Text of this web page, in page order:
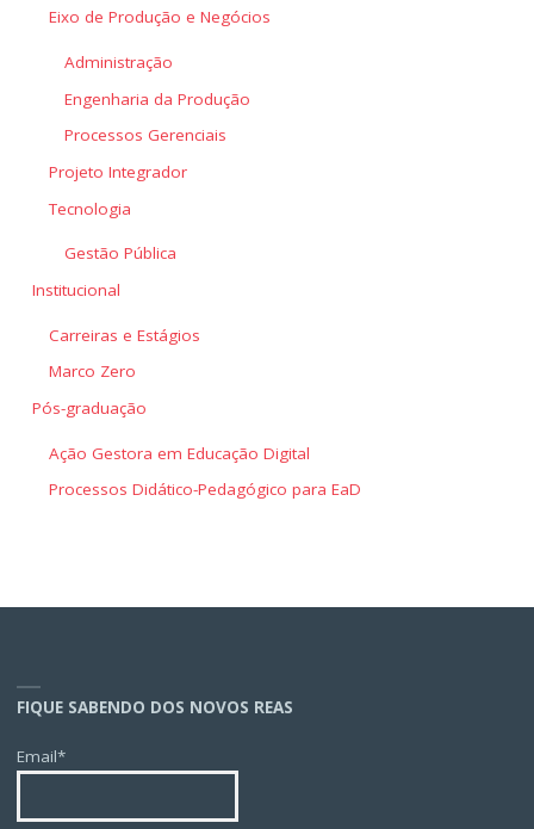
Eixo de Produção e Negócios
Administração
Engenharia da Produção
Processos Gerenciais
Projeto Integrador
Tecnologia
Gestão Pública
Institucional
Carreiras e Estágios
Marco Zero
Pós-graduação
Ação Gestora em Educação Digital
Processos Didático-Pedagógico para EaD
FIQUE SABENDO DOS NOVOS REAS
Email*